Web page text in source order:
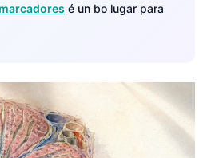
é un bo lugar para